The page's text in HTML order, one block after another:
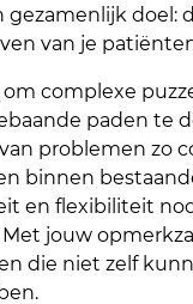
gezamenlijk doel:
van je
complexe
paden te
problemen zo
binnen
en flexibiliteit
jouw
die niet zelf